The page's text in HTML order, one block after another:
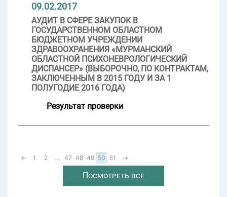
09.02.2017
АУДИТ В СФЕРЕ ЗАКУПОК В
ГОСУДАРСТВЕННОМ ОБЛАСТНОМ
БЮДЖЕТНОМ УЧРЕЖДЕНИИ
ЗДРАВООХРАНЕНИЯ «МУРМАНСКИЙ
ОБЛАСТНОЙ ПСИХОНЕВРОЛОГИЧЕСКИЙ
ДИСПАНСЕР» (ВЫБОРОЧНО, ПО КОНТРАКТАМ,
ЗАКЛЮЧЕННЫМ В 2015 ГОДУ И ЗА 1
ПОЛУГОДИЕ 2016 ГОДА)
Результат проверки
← 1 2 ... 47 48 49 50 51 →
Посмотреть все